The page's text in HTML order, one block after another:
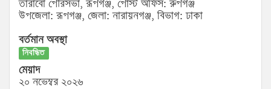
তারাবো পৌরসভা, রূপগঞ্জ, পোস্ট অফিস: রুপগঞ্জ
উপজেলা: রূপগঞ্জ, জেলা: নারায়নগঞ্জ, বিভাগ: ঢাকা
বর্তমান অবস্থা
নিবন্ধিত
মেয়াদ
২০ নভেম্বর ২০২৬